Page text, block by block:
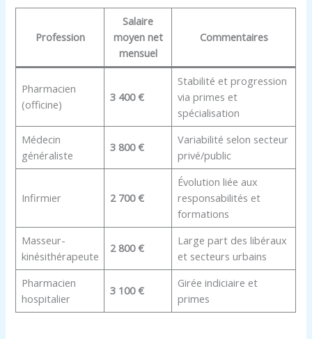
Profession
Salaire
moyen net
mensuel
Commentaires
Pharmacien
(officine)
3 400 €
Stabilité et progression
via primes et
spécialisation
Médecin
généraliste
3 800 €
Variabilité selon secteur
privé/public
Infirmier 2 700 €
Évolution liée aux
responsabilités et
formations
Masseur-
kinésithérapeute
2 800 €
Large part des libéraux
et secteurs urbains
Pharmacien
hospitalier
3 100 €
Girée indiciaire et
primes